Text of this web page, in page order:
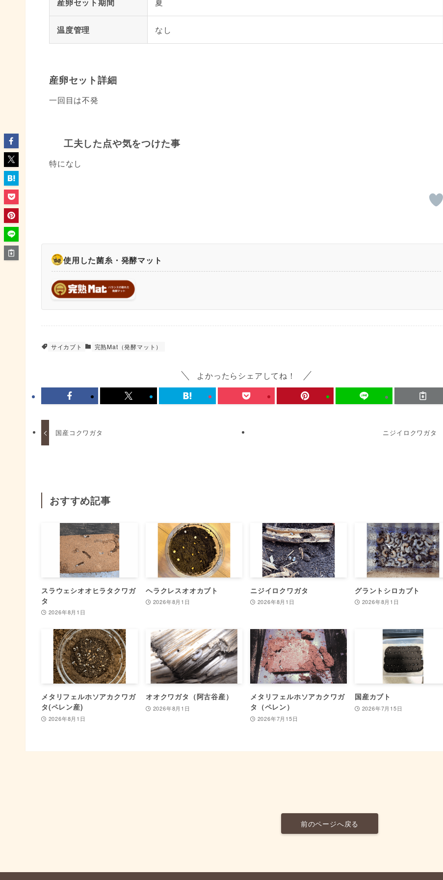
温度管理 なし
産卵セット詳細
一回目は不発
工夫した点や気をつけた事
特になし
使用した菌糸・発酵マット
サイカブト 完熟Mat（発酵マット）
よかったらシェアしてね！
国産コクワガタ ニジイロクワガタ
おすすめ記事
スラウェシオオヒラタクワガ
タ
2026年8月1日
ヘラクレスオオカブト
2026年8月1日
ニジイロクワガタ
2026年8月1日
グラントシロカブト
2026年8月1日
メタリフェルホソアカクワガ
タ(ペレン産)
2026年8月1日
オオクワガタ（阿古谷産）
2026年8月1日
メタリフェルホソアカクワガ
タ（ペレン）
2026年7月15日
国産カブト
2026年7月15日
前のページへ戻る